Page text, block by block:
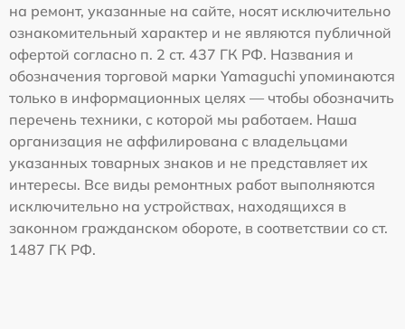
на ремонт, указанные на сайте, носят исключительно
ознакомительный характер и не являются публичной
офертой согласно п. 2 ст. 437 ГК РФ. Названия и
обозначения торговой марки Yamaguchi упоминаются
только в информационных целях — чтобы обозначить
перечень техники, с которой мы работаем. Наша
организация не аффилирована с владельцами
указанных товарных знаков и не представляет их
интересы. Все виды ремонтных работ выполняются
исключительно на устройствах, находящихся в
законном гражданском обороте, в соответствии со ст.
1487 ГК РФ.